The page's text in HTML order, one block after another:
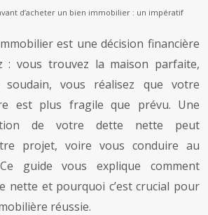
d’acheter un bien immobilier : un impératif
est une décision financière
: vous trouvez la maison parfaite,
soudain, vous réalisez que votre
est plus fragile que prévu. Une
de votre dette nette peut
projet, voire vous conduire au
guide vous explique comment
nette et pourquoi c’est crucial pour
réussie.